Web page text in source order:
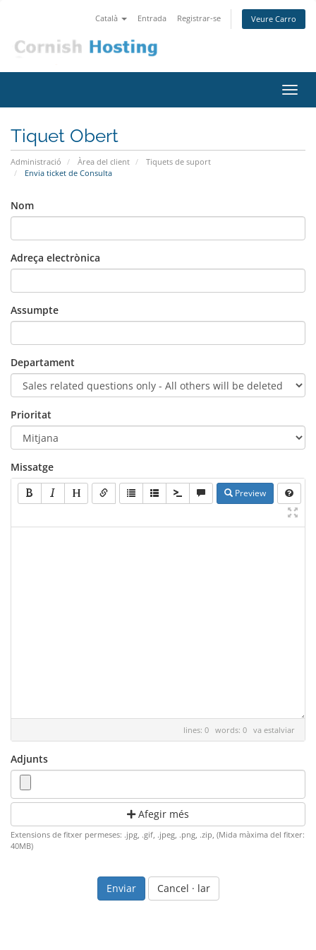
Català Entrada Registrar-se Veure Carro
la
Tiquet Obert
Administració Àrea del client
Tiquets de suport
Envia ticket de Consulta
Nom
Adreça electrònica
Assumpte
Departament
Prioritat
Missatge
Preview
lines: 0 words: 0 va estalviar
Adjunts
Afegir més
Extensions de fitxer permeses: .jpg, .gif, .jpeg, .png, .zip, (Mida màxima del fitxer:
40MB)
Cancel · lar